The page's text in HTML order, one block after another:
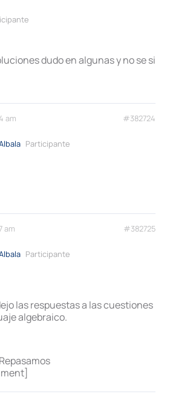
dudo en algunas y no se si
am #382724
Participante
am #382725
Participante
las respuestas a las cuestiones
algebraico.